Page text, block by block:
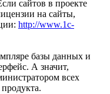
сайтов в проекте
на сайты,
http://www.1c-
базы данных и
А значит,
всех